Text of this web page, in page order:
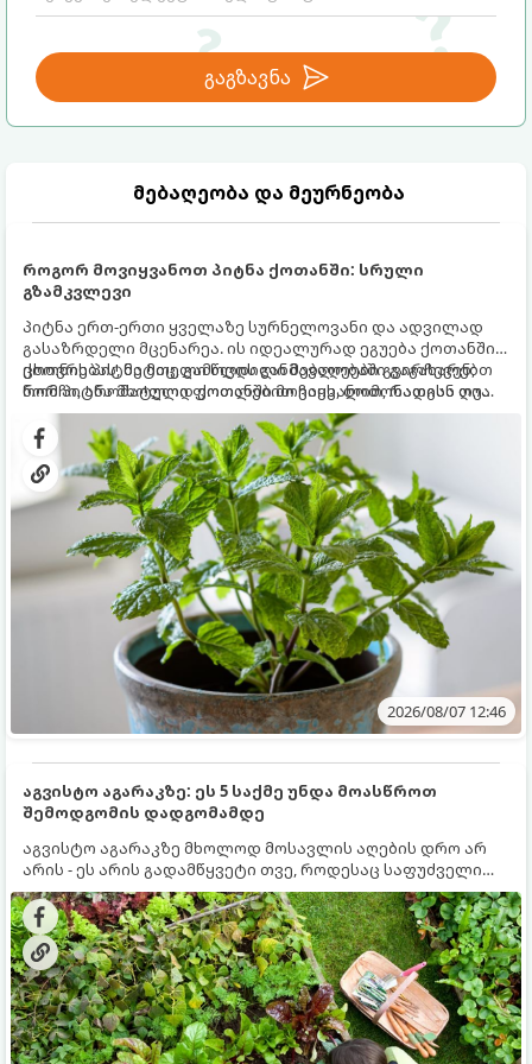
გაგზავნა
მებაღეობა და მეურნეობა
როგორ მოვიყვანოთ პიტნა ქოთანში: სრული
გზამკვლევი
პიტნა ერთ-ერთი ყველაზე სურნელოვანი და ადვილად
გასაზრდელი მცენარეა. ის იდეალურად ეგუება ქოთანში
ცხოვრებას, მეტიც, გამოცდილი მებაღეები გვირჩევენ,
რომ პიტნა მხოლოდ ქოთანში მოვიყვანოთ, რადგან ღია
გრუნტში (ბაღში) დარგვისას ის ფესვებით ძალიან
სწრაფად ვრცელდება და სხვა მცენარეებს ავიწროებს.
ქოთნის პიტნა მთელი წლის განმავლობაში გაგახარებთ
ნორჩი, არომატული ფოთლებით ჩაის, ლიმონათისა თუ
კერძებისთვის.
2026/08/07 12:46
აგვისტო აგარაკზე: ეს 5 საქმე უნდა მოასწროთ
შემოდგომის დადგომამდე
აგვისტო აგარაკზე მხოლოდ მოსავლის აღების დრო არ
არის - ეს არის გადამწყვეტი თვე, როდესაც საფუძველი
ეყრება მომავალი წლის მოსავალს და ბაღი მზადდება
შემოდგომა-ზამთრის სეზონისთვის. იმისათვის, რომ
ნიადაგმა ენერგია აღიდგინოს, ხოლო მცენარეებმა
ზამთარს გაუძლონ, აგვისტოს ბოლომდე 5
მნიშვნელოვანი საქმის გაკეთება უნდა მოასწროთ: